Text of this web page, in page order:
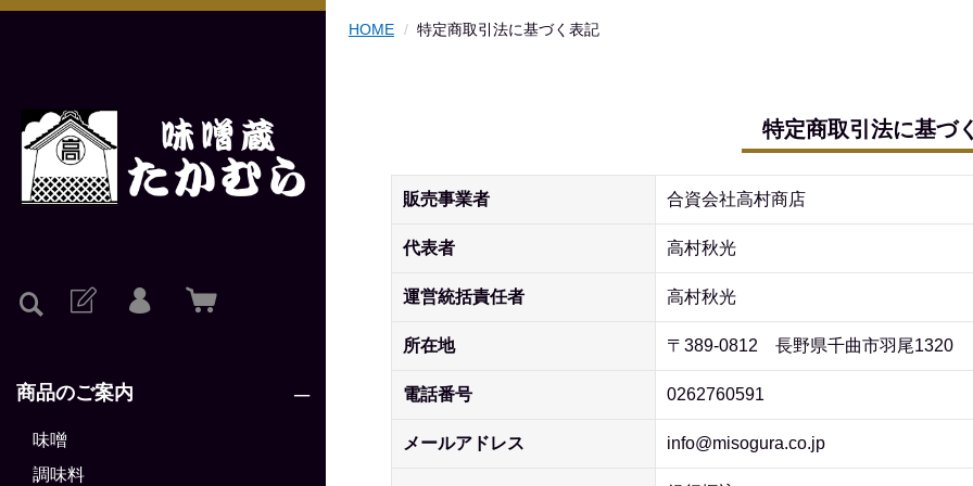
商品のご案内
味噌
調味料
HOME 特定商取引法に基づく表記
特定商取引法に基づ
販売事業者 合資会社高村商店
代表者 高村秋光
運営統括責任者 高村秋光
所在地 〒389-0812 長野県千曲市羽尾1320
電話番号 0262760591
メールアドレス info@misogura.co.jp